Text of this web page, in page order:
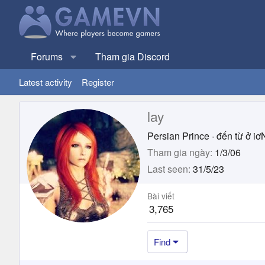
Forums Tham gia Discord
Latest activity Register
lay
Persian Prince · đến từở
Tham gia ngày 1/3/06
Last seen 31/5/23
Bài viết
3,765
Find